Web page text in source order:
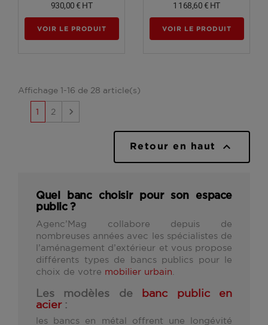
930,00 € HT
VOIR LE PRODUIT
1 168,60 € HT
VOIR LE PRODUIT
Affichage 1-16 de 28 article(s)
1 2 
Retour en haut 
Quel banc choisir pour son espace
public ?
Agenc’Mag collabore depuis de
nombreuses années avec les spécialistes de
l’aménagement d’extérieur et vous propose
différents types de bancs publics pour le
choix de votre mobilier urbain.
Les modèles de banc public en
acier:
les bancs en métal offrent une longévité